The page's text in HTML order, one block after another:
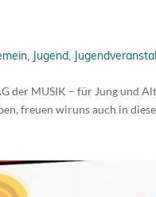
, Jugend,
der MUSIK – für Jung und
freuen wiruns auch in